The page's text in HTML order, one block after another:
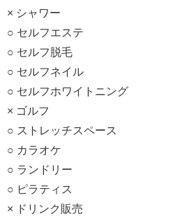
× シャワー
○ セルフエステ
○ セルフ脱毛
○ セルフネイル
○ セルフホワイトニング
× ゴルフ
○ ストレッチスペース
○ カラオケ
○ ランドリー
○ ピラティス
× ドリンク販売